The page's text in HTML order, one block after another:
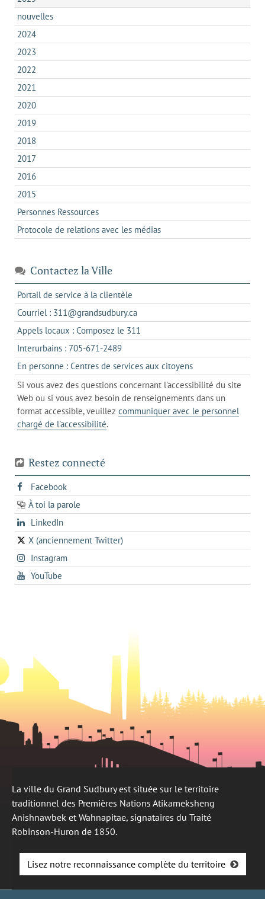
nouvelles
2024
2023
2022
2021
2020
2019
2018
2017
2016
2015
Personnes Ressources
Protocole de relations avec les médias
Contactez la Ville
Portail de service à la clientèle
dans
un
nouvel
Courriel : 311@grandsudbury.cas'ouvre
dans
votre
de
messagerie
Appels locaux : Composez le 311
dans
un
client
de
votre
téléphone
Interurbains : 705-671-2489s'ouvre
dans
un
client
de
votre
En personne : Centres de services aux citoyenss'ouvre
dans
l'onglet
actuel
Si vous avez des questions concernant l'accessibilité du site
Web ou si vous avez besoin de renseignements dans un
format accessible, veuillez communiquer avec le personnel
chargé de l'accessibilité.
Restez connecté
Facebooks'ouvre
dans
un
onglet
À toi la parole
opens
in
a
new
tab
LinkedInopens
in
a
new
X (anciennement Twitter)
s'ouvre
dans
un
nouvel
Instagrams'ouvre
dans
un
YouTube
dans
La ville du Grand Sudbury est située sur le territoire
traditionnel des Premières Nations Atikameksheng
Anishnawbek et Wahnapitae, signataires du Traité
Robinson-Huron de 1850.
Lisez notre reconnaissance complète du territoire